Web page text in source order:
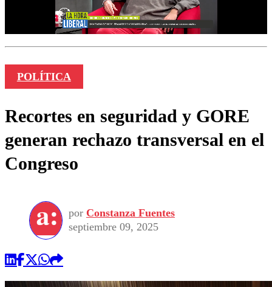
POLÍTICA
Recortes en seguridad y GORE
generan rechazo transversal en el
Congreso
por Constanza Fuentes
septiembre 09, 2025